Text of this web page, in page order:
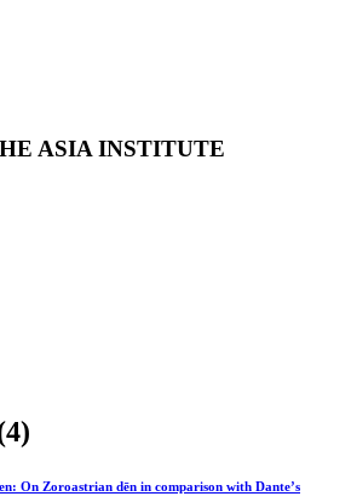
ASIA INSTITUTE
On Zoroastrian dēn in comparison with Dante’s